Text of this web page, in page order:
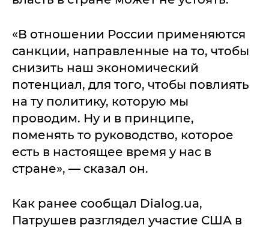
«В отношении России применяются
санкции, направленные на то, чтобы
снизить наш экономический
потенциал, для того, чтобы повлиять
на ту политику, которую мы
проводим. Ну и в принципе,
поменять то руководство, которое
есть в настоящее время у нас в
стране», — сказал он.
Как ранее сообщал Dialog.ua,
Патрушев разглядел участие США в